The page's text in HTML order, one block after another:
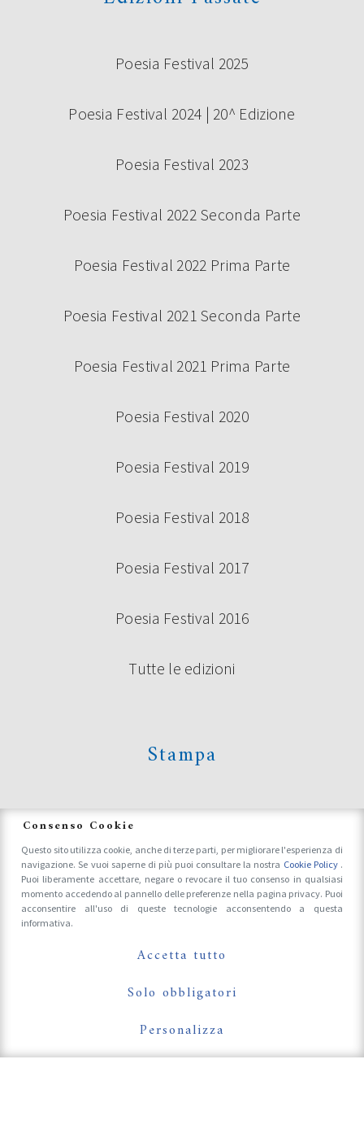
Poesia Festival 2025
Poesia Festival 2024 | 20^ Edizione
Poesia Festival 2023
Poesia Festival 2022 Seconda Parte
Poesia Festival 2022 Prima Parte
Poesia Festival 2021 Seconda Parte
Poesia Festival 2021 Prima Parte
Poesia Festival 2020
Poesia Festival 2019
Poesia Festival 2018
Poesia Festival 2017
Poesia Festival 2016
Tutte le edizioni
Stampa
Accrediti Stampa e Fotografi
Follow Us On
Consenso Cookie
Questo sito utilizza cookie, anche di terze parti, per migliorare l'esperienza di
navigazione. Se vuoi saperne di più puoi consultare la nostra Cookie Policy .
Puoi liberamente accettare, negare o revocare il tuo consenso in qualsiasi
momento accedendo al pannello delle preferenze nella pagina privacy. Puoi
acconsentire all'uso di queste tecnologie acconsentendo a questa
informativa.
Accetta tutto
Solo obbligatori
Personalizza